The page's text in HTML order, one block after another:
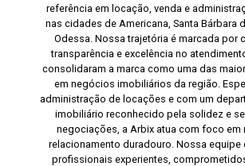
referência em locação, venda e
nas cidades de Americana, Santa Bárbara
Odessa. Nossa trajetória é marcada por
transparência e excelência no
consolidaram a marca como uma das
em negócios imobiliários da região.
administração de locações e com um
imobiliário reconhecido pela solidez e
negociações, a Arbix atua com foco em
relacionamento duradouro. Nossa equipe
profissionais experientes,